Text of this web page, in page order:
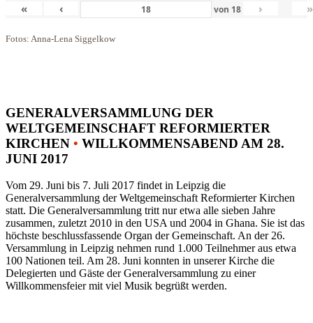
« ‹ von 18 › »
Fotos: Anna-Lena Siggelkow
GENERALVERSAMMLUNG DER
WELTGEMEINSCHAFT REFORMIERTER
KIRCHEN • WILLKOMMENSABEND AM 28.
JUNI 2017
Vom 29. Juni bis 7. Juli 2017 findet in Leipzig die
Generalversammlung der Weltgemeinschaft Reformierter Kirchen
statt. Die Generalversammlung tritt nur etwa alle sieben Jahre
zusammen, zuletzt 2010 in den USA und 2004 in Ghana. Sie ist das
höchste beschlussfassende Organ der Gemeinschaft. An der 26.
Versammlung in Leipzig nehmen rund 1.000 Teilnehmer aus etwa
100 Nationen teil. Am 28. Juni konnten in unserer Kirche die
Delegierten und Gäste der Generalversammlung zu einer
Willkommensfeier mit viel Musik begrüßt werden.